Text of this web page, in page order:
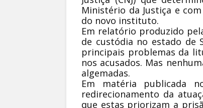
Ministério da Justiça e
do novo instituto.
Em relatório produzido
de custódia no estado de
principais problemas da
nos acusados. Mas
algemadas.
Em matéria publicada
redirecionamento da
que estas priorizam a